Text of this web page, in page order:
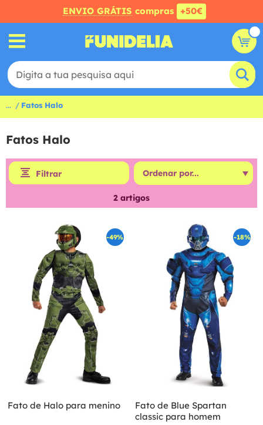
ENVIO GRÁTIS compras +50€
... Fatos Halo
Fatos Halo
Filtrar
2 artigos
-49%
Fato de Halo para menino
-18%
Fato de Blue Spartan
classic para homem